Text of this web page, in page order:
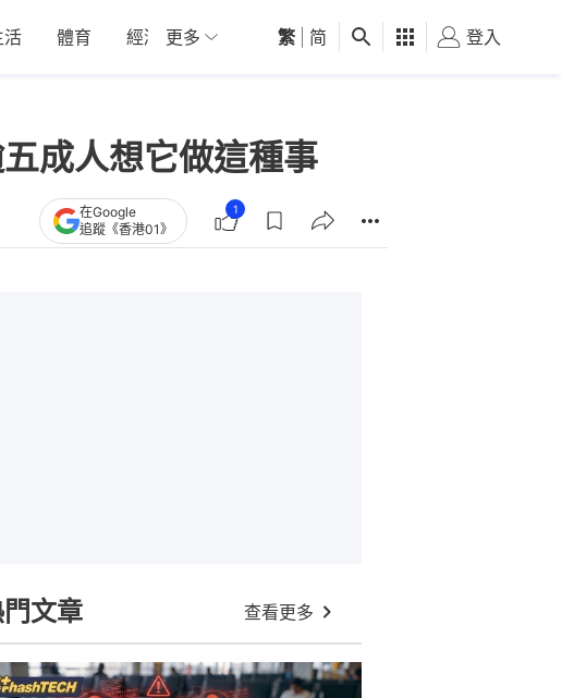
活 體育 經濟 01深圳 觀點 健康 好食玩飛
更多 繁 简 登入
成人想它做這種事
在Google
追蹤《香港01》
1
文章 查看更多